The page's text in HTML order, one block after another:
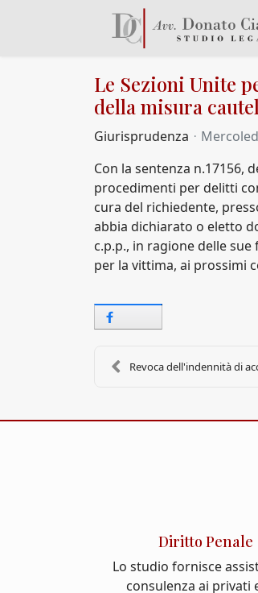
Le Sezioni Unite
della misura
Giurisprudenza
Con la sentenza n.17156,
procedimenti per delitti
cura del richiedente,
abbia dichiarato o eletto
c.p.p., in ragione delle
per la vittima, ai prossimi
Revoca dell'indennità di
Diritto Penale
Lo studio fornisce
consulenza ai privati